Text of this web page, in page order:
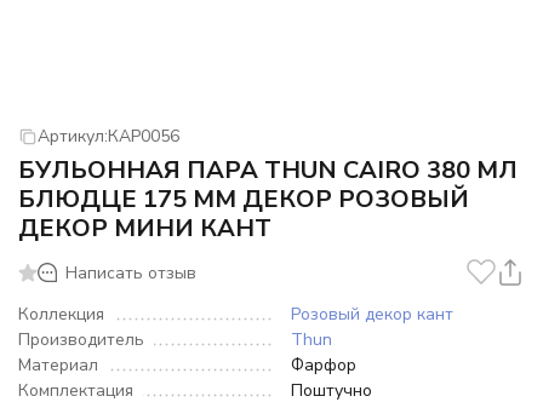
Артикул:КАР0056
БУЛЬОННАЯ ПАРА THUN CAIRO 380 МЛ
БЛЮДЦЕ 175 ММ ДЕКОР РОЗОВЫЙ
ДЕКОР МИНИ КАНТ
Написать отзыв
Коллекция
Розовый декор кант
Производитель
Thun
Материал
Фарфор
Комплектация
Поштучно